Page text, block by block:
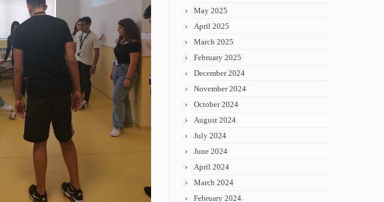
May 2025
April 2025
March 2025
February 2025
December 2024
November 2024
October 2024
August 2024
July 2024
June 2024
April 2024
March 2024
February 2024